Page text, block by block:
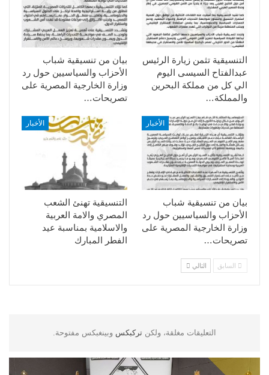
بيان من تنسيقية شباب
الأحزاب والسياسيين حول رد
وزارة الخارجية المصرية على
تصريحات…
التنسيقية تثمن زيارة الرئيس
عبدالفتاح السيسى اليوم
الي كل من مملكة البحرين
والمملكة…
الأخبار
التنسيقية تهنئ الشعب
المصري والامة العربية
والاسلامية بمناسبة عيد
الفطر المبارك
الأخبار
بيان من تنسيقية شباب
الأحزاب والسياسيين حول رد
وزارة الخارجية المصرية على
تصريحات…
السابق التالي
التعليقات مغلقة، ولكن تركبكس وبينغبكس مفتوحة.